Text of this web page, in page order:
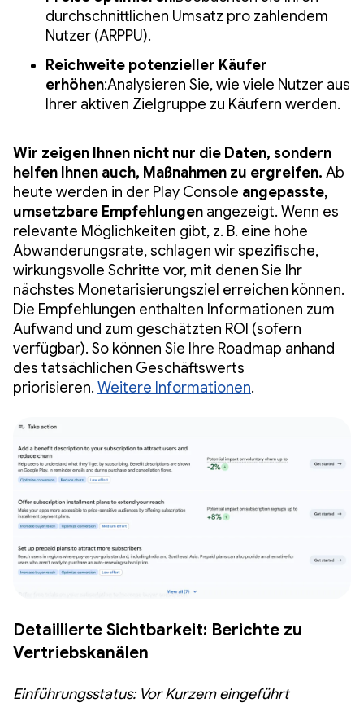
durchschnittlichen Umsatz pro zahlendem
Nutzer (ARPPU).
Reichweite potenzieller Käufer
erhöhen:Analysieren Sie, wie viele Nutzer aus
Ihrer aktiven Zielgruppe zu Käufern werden.
Wir zeigen Ihnen nicht nur die Daten, sondern
helfen Ihnen auch, Maßnahmen zu ergreifen. Ab
heute werden in der Play Console angepasste,
umsetzbare Empfehlungen angezeigt. Wenn es
relevante Möglichkeiten gibt, z. B. eine hohe
Abwanderungsrate, schlagen wir spezifische,
wirkungsvolle Schritte vor, mit denen Sie Ihr
nächstes Monetarisierungsziel erreichen können.
Die Empfehlungen enthalten Informationen zum
Aufwand und zum geschätzten ROI (sofern
verfügbar). So können Sie Ihre Roadmap anhand
des tatsächlichen Geschäftswerts
priorisieren. Weitere Informationen.
Detaillierte Sichtbarkeit: Berichte zu
Vertriebskanälen
Einführungsstatus: Vor Kurzem eingeführt